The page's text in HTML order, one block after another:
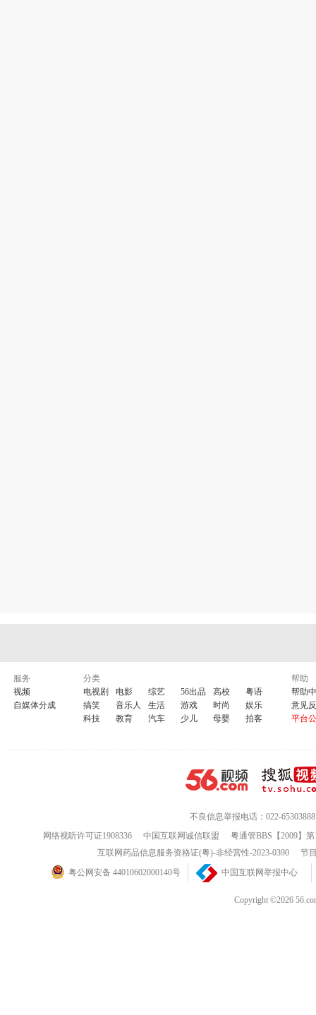
服务
视频
自媒体分成
分类
电视剧
电影 综艺 56出品 高校
粤语
搞笑
音乐人 生活 游戏 时尚
娱乐
科技
教育 汽车 少儿 母婴 拍客
帮助
帮助
意见
平台
不良信息举报电话：022-65303888
网络视听许可证1908336
中国互联网诚信联盟
粤通管BBS【2009】
互联网药品信息服务资格证(粤)-非经营性-2023-0390
节
粤公网安备 44010602000140号
中国互联网举报中心
Copyright ©2026